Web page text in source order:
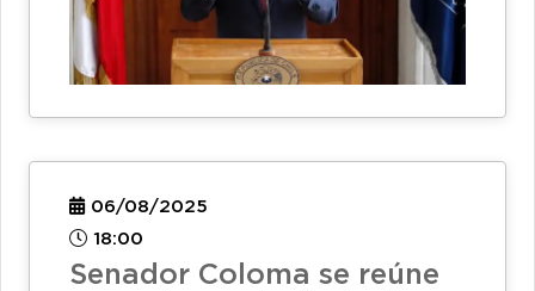
06/08/2025
18:00
Senador Coloma se reúne